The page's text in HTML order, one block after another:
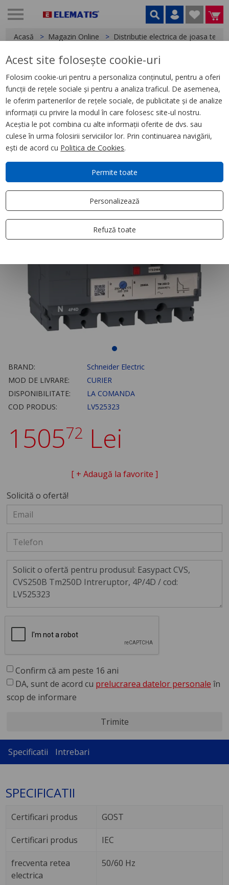
Acasă Magazin Online Distributie electrica de joasa
< Întreruptoare de putere si separatoare de sarcina
Easypact CVS, CVS250B Tm250D
Intreruptor, 4P/4D
BRAND:
Schneider Electric
MOD DE LIVRARE:
CURIER
DISPONIBILITATE:
LA COMANDA
COD PRODUS:
LV525323
150572 Lei
[ + Adaugă la favorite ]
Solicită o ofertă!
Confirm că am peste 16 ani
DA, sunt de acord cu prelucrarea datelor personale în
scop de informare
Trimite
Specificatii Intrebari
SPECIFICATII
Certificari produs GOST
Certificari produs IEC
frecventa retea
electrica
50/60 Hz
Acest site folosește cookie-uri
Folosim cookie-uri pentru a personaliza conținutul, pentru a oferi
funcții de rețele sociale și pentru a analiza traficul. De asemenea,
le oferim partenerilor de rețele sociale, de publicitate și de analize
informații cu privire la modul în care folosesc site-ul nostru.
Aceștia le pot combina cu alte informații oferite de dvs. sau
culese în urma folosirii serviciilor lor. Prin continuarea navigării,
ești de acord cu Politica de Cookies.
Permite toate
Personalizează
Refuză toate